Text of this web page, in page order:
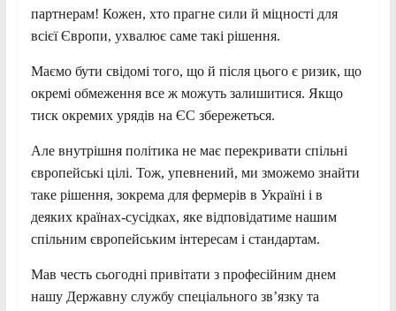
партнерам! Кожен, хто прагне сили й міцності для
всієї Європи, ухвалює саме такі рішення.
Маємо бути свідомі того, що й після цього є ризик, що
окремі обмеження все ж можуть залишитися. Якщо
тиск окремих урядів на ЄС збережеться.
Але внутрішня політика не має перекривати спільні
європейські цілі. Тож, упевнений, ми зможемо знайти
таке рішення, зокрема для фермерів в Україні і в
деяких країнах-сусідках, яке відповідатиме нашим
спільним європейським інтересам і стандартам.
Мав честь сьогодні привітати з професійним днем
нашу Державну службу спеціального зв’язку та